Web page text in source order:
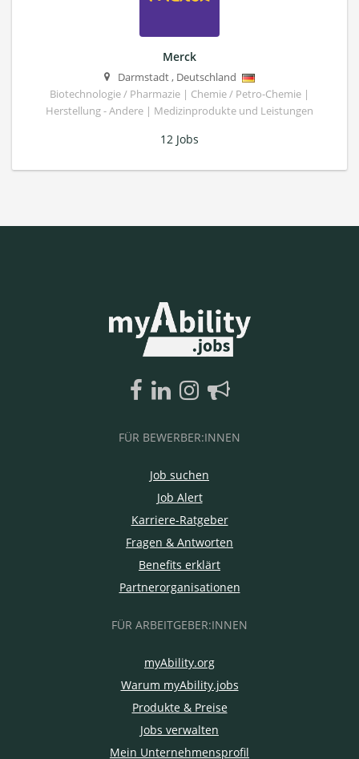
Merck
Darmstadt, Deutschland
Biotechnologie / Pharmazie | Chemie / Petro-Chemie |
Herstellung - Andere | Medizinprodukte und Leistungen
12 Jobs
FÜR BEWERBER:INNEN
Job suchen
Job Alert
Karriere-Ratgeber
Fragen & Antworten
Benefits erklärt
Partnerorganisationen
FÜR ARBEITGEBER:INNEN
myAbility.org
Warum myAbility.jobs
Produkte & Preise
Jobs verwalten
Mein Unternehmensprofil